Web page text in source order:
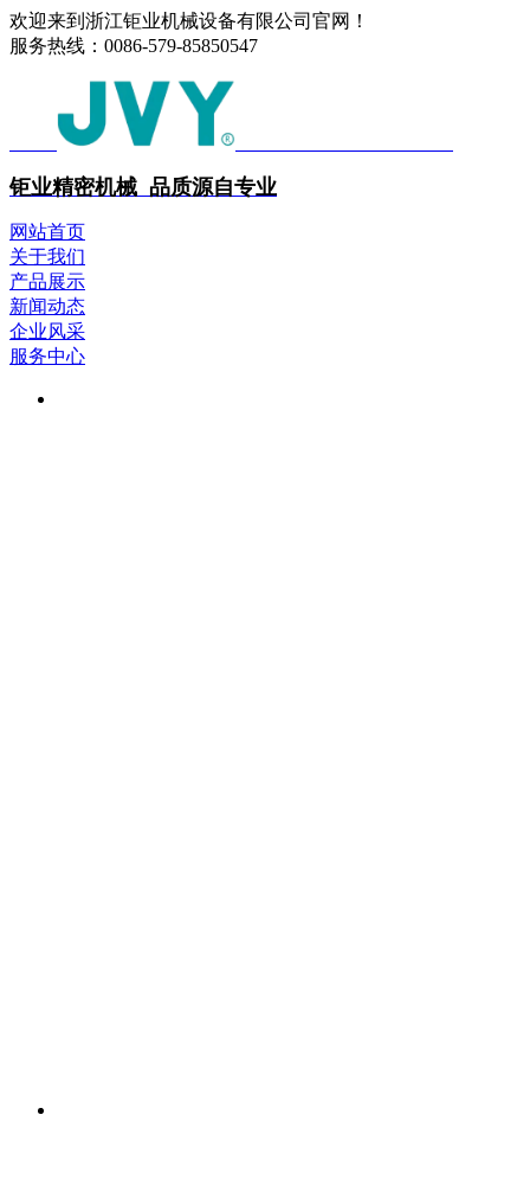
欢迎来到浙江钜业机械设备有限公司官网！
服务热线： 0086-579-85850547
钜业精密机械 品质源自专业
网站首页
关于我们
产品展示
新闻动态
企业风采
服务中心